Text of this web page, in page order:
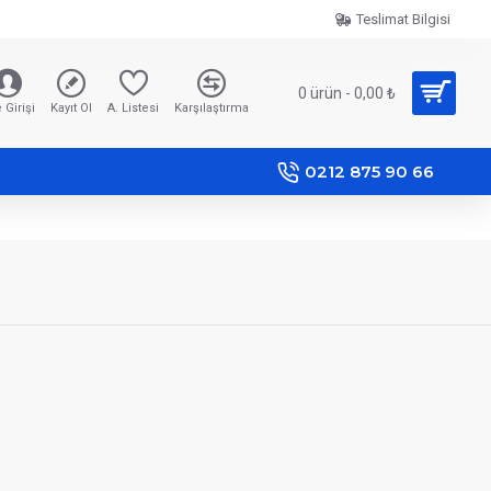
Teslimat Bilgisi
Girişi Kayıt Ol A. Listesi Karşılaştırma
0 ürün - 0,00 ₺
0212 875 90 66